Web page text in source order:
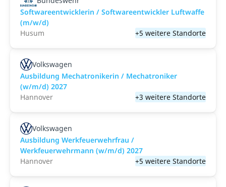
Softwareentwicklerin / Softwareentwickler Luftwaffe
(m/w/d)
Husum
+5 weitere Standorte
Volkswagen
Ausbildung Mechatronikerin / Mechatroniker
(w/m/d) 2027
Hannover
+3 weitere Standorte
Volkswagen
Ausbildung Werkfeuerwehrfrau /
Werkfeuerwehrmann (w/m/d) 2027
Hannover
+5 weitere Standorte